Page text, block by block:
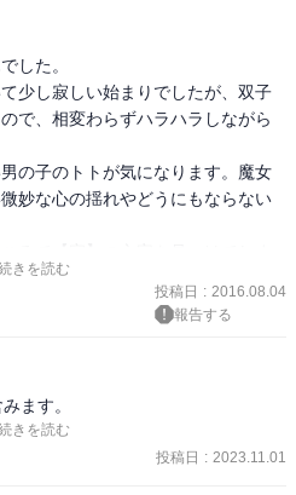
した。
少し寂しい始まりでしたが、双子
で、相変わらずハラハラしながら
の子のトトが気になります。魔女
妙な心の揺れやどうにもならない
きを読む
投稿日 : 2016.08.04
報告する
ます。
子どもニニとトトの成長を見守る
きを読む
投稿日 : 2023.11.01